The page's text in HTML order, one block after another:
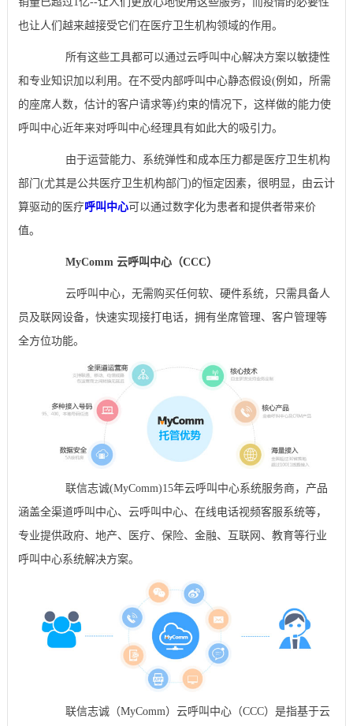
也让人们越来越接受它们在医疗卫生机构领域的作用。
所有这些工具都可以通过云呼叫中心解决方案以敏捷性
和专业知识加以利用。在不受内部呼叫中心静态假设(例如，所需
的座席人数，估计的客户请求等)约束的情况下，这样做的能力使
呼叫中心近年来对呼叫中心经理具有如此大的吸引力。
由于运营能力、系统弹性和成本压力都是医疗卫生机构
部门(尤其是公共医疗卫生机构部门)的恒定因素，很明显，由云计
算驱动的医疗呼叫中心可以通过数字化为患者和提供者带来价
值。
MyComm 云呼叫中心（CCC）
云呼叫中心，无需购买任何软、硬件系统，只需具备人
员及联网设备，快速实现接打电话，拥有坐席管理、客户管理等
全方位功能。
联信志诚(MyComm)15年云呼叫中心系统服务商，产品
涵盖全渠道呼叫中心、云呼叫中心、在线电话视频客服系统等，
专业提供政府、地产、医疗、保险、金融、互联网、教育等行业
呼叫中心系统解决方案。
联信志诚（MyComm）云呼叫中心（CCC）是指基于云